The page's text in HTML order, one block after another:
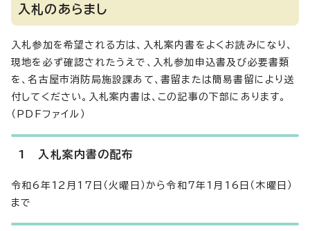
入札のあらまし
入札参加を希望される方は、入札案内書をよくお読みになり、
現地を必ず確認されたうえで、入札参加申込書及び必要書類
を、名古屋市消防局施設課あて、書留または簡易書留により送
付してください。入札案内書は、この記事の下部にあります。
（PDFファイル）
1 入札案内書の配布
令和6年12月17日（火曜日）から令和7年1月16日（木曜日）
まで